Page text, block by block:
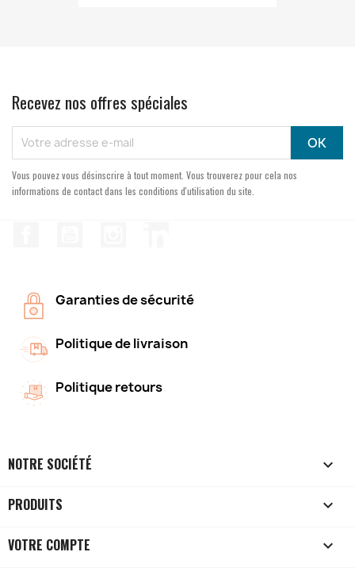
Recevez nos offres spéciales
Vous pouvez vous désinscrire à tout moment. Vous trouverez pour cela nos
informations de contact dans les conditions d'utilisation du site.
Garanties de sécurité
Politique de livraison
Politique retours
NOTRE SOCIÉTÉ 
PRODUITS 
VOTRE COMPTE 